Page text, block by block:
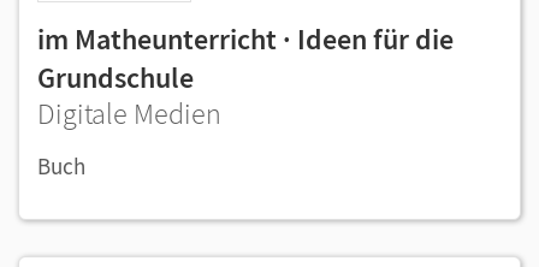
im Matheunterricht · Ideen für die
Grundschule
Digitale Medien
Buch